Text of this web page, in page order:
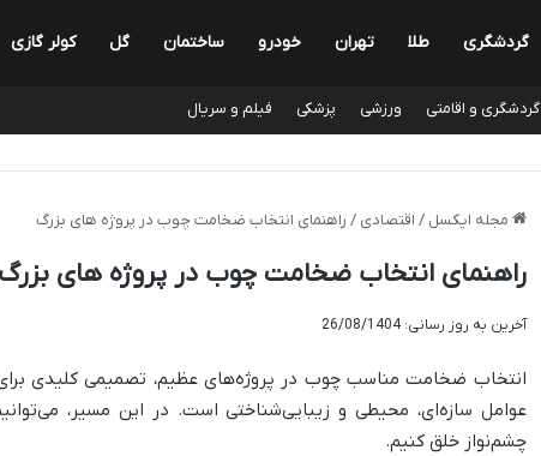
گردشگری طلا تهران خودرو ساختمان گل کولر گازی
گردشگری و اقامتی ورزشی پزشکی فیلم و سریال
مجله ایکسل / اقتصادی / راهنمای انتخاب ضخامت چوب در پروژه های بزرگ
راهنمای انتخاب ضخامت چوب در پروژه های بزرگ
آخرین به روز رسانی: 26/08/1404
انتخاب ضخامت مناسب چوب در پروژه‌های عظیم، تصمیمی کلیدی
عوامل سازه‌ای، محیطی و زیبایی‌شناختی است. در این مسیر،
چشم‌نواز خلق کنیم.